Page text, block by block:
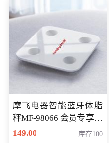
摩飞电器智能蓝牙体脂
秤MF-98066 会员专享价
98元
149.00 库存100